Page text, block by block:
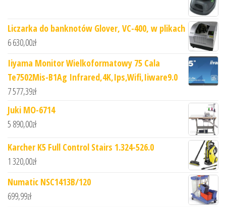
Liczarka do banknotów Glover, VC-400, w plikach
6 630,00zł
Iiyama Monitor Wielkoformatowy 75 Cala
Te7502Mis-B1Ag Infrared,4K,Ips,Wifi,Iiware9.0
7 577,39zł
Juki MO-6714
5 890,00zł
Karcher K5 Full Control Stairs 1.324-526.0
1 320,00zł
Numatic NSC1413B/120
699,99zł